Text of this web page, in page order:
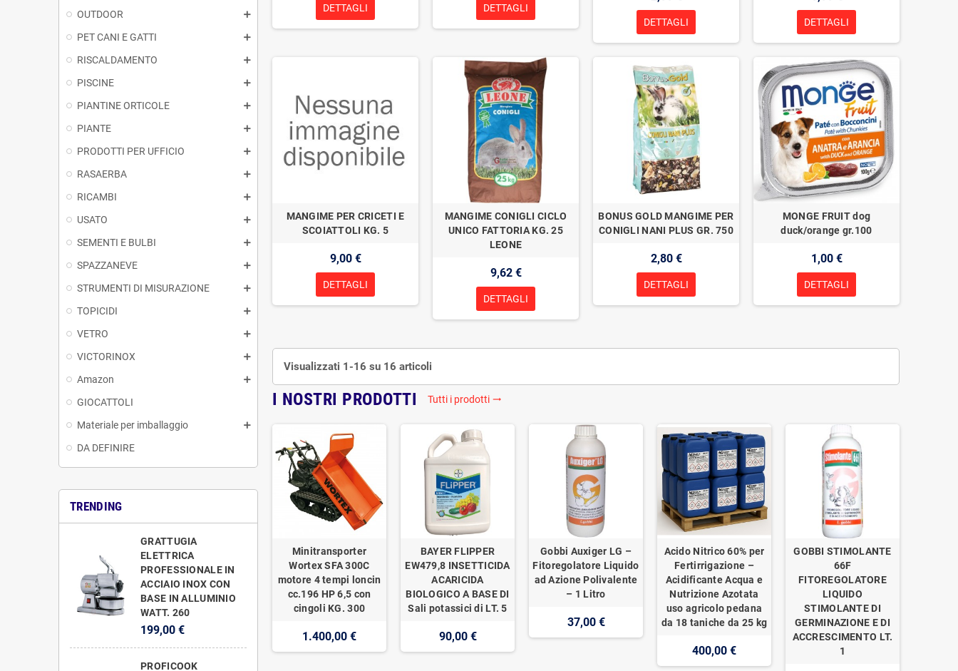
OUTDOOR
PET CANI E GATTI
RISCALDAMENTO
PISCINE
PIANTINE ORTICOLE
PIANTE
PRODOTTI PER UFFICIO
RASAERBA
RICAMBI
USATO
SEMENTI E BULBI
SPAZZANEVE
STRUMENTI DI MISURAZIONE
TOPICIDI
VETRO
VICTORINOX
Amazon
GIOCATTOLI
Materiale per imballaggio
DA DEFINIRE
TRENDING
GRATTUGIA
ELETTRICA
PROFESSIONALE IN
ACCIAIO INOX CON
BASE IN ALLUMINIO
WATT. 260
199,00 €
PROFICOOK
DETTAGLI DETTAGLI
DETTAGLI DETTAGLI
MANGIME PER CRICETI E
SCOIATTOLI KG. 5
9,00 €
DETTAGLI
MANGIME CONIGLI CICLO
UNICO FATTORIA KG. 25
LEONE
9,62 €
DETTAGLI
BONUS GOLD MANGIME PER
CONIGLI NANI PLUS GR. 750
2,80 €
DETTAGLI
MONGE FRUIT dog
duck/orange gr.100
1,00 €
DETTAGLI
Visualizzati 1-16 su 16 articoli
I NOSTRI PRODOTTI Tutti i prodotti trending_flat
Minitransporter
Wortex SFA 300C
motore 4 tempi loncin
cc.196 HP 6,5 con
cingoli KG. 300
1.400,00 €
BAYER FLIPPER
EW479,8 INSETTICIDA
ACARICIDA
BIOLOGICO A BASE DI
Sali potassici di LT. 5
90,00 €
Gobbi Auxiger LG –
Fitoregolatore Liquido
ad Azione Polivalente
– 1 Litro
37,00 €
Acido Nitrico 60% per
Fertirrigazione –
Acidificante Acqua e
Nutrizione Azotata
uso agricolo pedana
da 18 taniche da 25 kg
400,00 €
GOBBI STIMOLANTE
66F
FITOREGOLATORE
LIQUIDO
STIMOLANTE DI
GERMINAZIONE E DI
ACCRESCIMENTO LT.
1